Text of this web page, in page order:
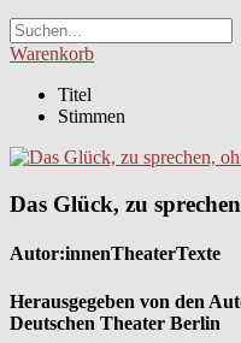
Warenkorb
Titel
Stimmen
Das Glück, zu
Autor:innenTheaterTexte
Herausgegeben von den
Deutschen Theater Berlin